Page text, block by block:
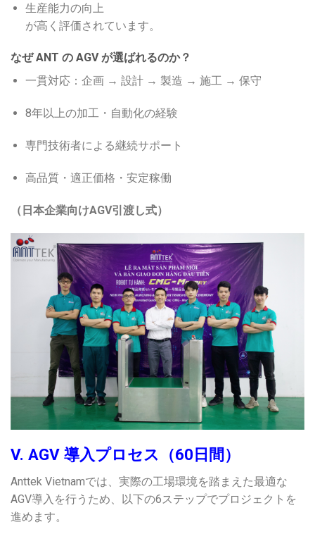
生産能力の向上
が高く評価されています。
なぜ ANT の AGV が選ばれるのか？
一貫対応：企画 → 設計 → 製造 → 施工 → 保守
8年以上の加工・自動化の経験
専門技術者による継続サポート
高品質・適正価格・安定稼働
（日本企業向けAGV引渡し式）
V. AGV 導入プロセス（60日間）
Anttek Vietnamでは、実際の工場環境を踏まえた最適な
AGV導入を行うため、以下の6ステップでプロジェクトを
進めます。